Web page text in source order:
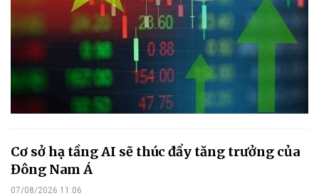
Cơ sở hạ tầng AI sẽ thúc đẩy tăng trưởng của
Đông Nam Á
07/08/2026 11:06